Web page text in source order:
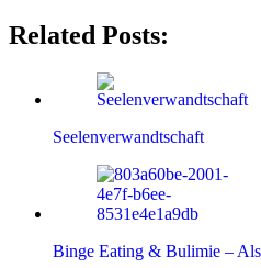
Related Posts:
Seelenverwandtschaft
Binge Eating & Bulimie –